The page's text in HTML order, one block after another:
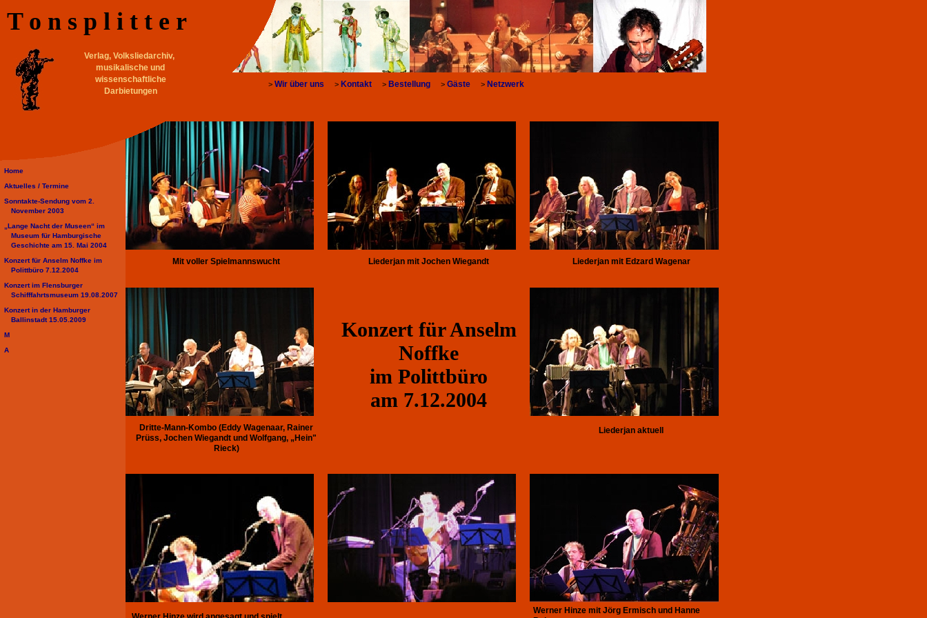
Mit voller Spielmannswucht Liederjan mit Jochen Wiegandt Liederjan mit Edzard Wagenar
Konzert für Anselm
Noffke
im Polittbüro
am 7.12.2004
Dritte-Mann-Kombo (Eddy Wagenaar, Rainer
Prüss, Jochen Wiegandt und Wolfgang, „Hein"
Rieck)
Liederjan aktuell
Werner Hinze mit Jörg Ermisch und Hanne
> Wir über uns > Kontakt > Bestellung > Gäste > Netzwerk
Home
Aktuelles / Termine
Sonntakte-Sendung vom 2.
November 2003
„Lange Nacht der Museen“ im
Museum für Hamburgische
Geschichte am 15. Mai 2004
Konzert für Anselm Noffke im
Polittbüro 7.12.2004
Konzert im Flensburger
Schifffahrtsmuseum 19.08.2007
Konzert in der Hamburger
Ballinstadt 15.05.2009
M
A
T o n s p l i t t e r
Verlag, Volksliedarchiv,
musikalische und
wissenschaftliche
Darbietungen